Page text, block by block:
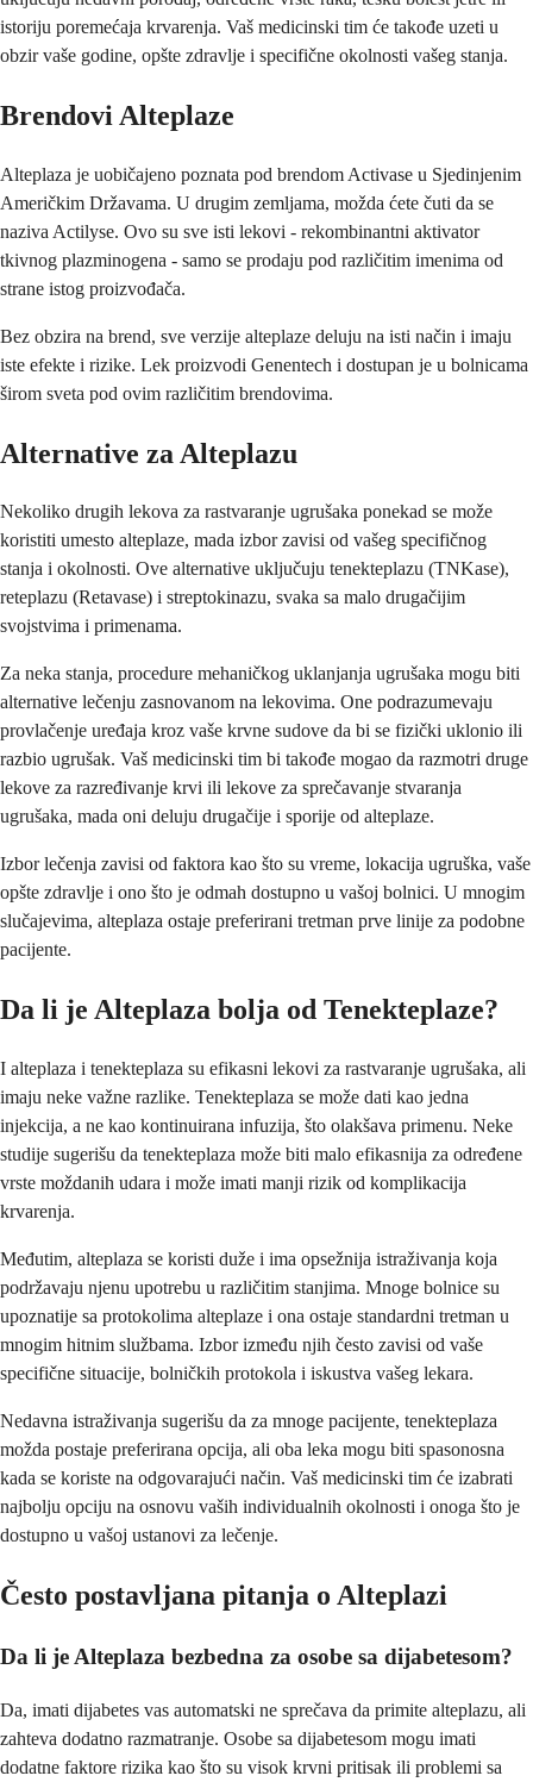
istoriju poremećaja krvarenja. Vaš medicinski tim će takođe uzeti u
obzir vaše godine, opšte zdravlje i specifične okolnosti vašeg stanja.
Brendovi Alteplaze
Alteplaza je uobičajeno poznata pod brendom Activase u Sjedinjenim
Američkim Državama. U drugim zemljama, možda ćete čuti da se
naziva Actilyse. Ovo su sve isti lekovi - rekombinantni aktivator
tkivnog plazminogena - samo se prodaju pod različitim imenima od
strane istog proizvođača.
Bez obzira na brend, sve verzije alteplaze deluju na isti način i imaju
iste efekte i rizike. Lek proizvodi Genentech i dostupan je u bolnicama
širom sveta pod ovim različitim brendovima.
Alternative za Alteplazu
Nekoliko drugih lekova za rastvaranje ugrušaka ponekad se može
koristiti umesto alteplaze, mada izbor zavisi od vašeg specifičnog
stanja i okolnosti. Ove alternative uključuju tenekteplazu (TNKase),
reteplazu (Retavase) i streptokinazu, svaka sa malo drugačijim
svojstvima i primenama.
Za neka stanja, procedure mehaničkog uklanjanja ugrušaka mogu biti
alternative lečenju zasnovanom na lekovima. One podrazumevaju
provlačenje uređaja kroz vaše krvne sudove da bi se fizički uklonio ili
razbio ugrušak. Vaš medicinski tim bi takođe mogao da razmotri druge
lekove za razređivanje krvi ili lekove za sprečavanje stvaranja
ugrušaka, mada oni deluju drugačije i sporije od alteplaze.
Izbor lečenja zavisi od faktora kao što su vreme, lokacija ugruška, vaše
opšte zdravlje i ono što je odmah dostupno u vašoj bolnici. U mnogim
slučajevima, alteplaza ostaje preferirani tretman prve linije za podobne
pacijente.
Da li je Alteplaza bolja od Tenekteplaze?
I alteplaza i tenekteplaza su efikasni lekovi za rastvaranje ugrušaka, ali
imaju neke važne razlike. Tenekteplaza se može dati kao jedna
injekcija, a ne kao kontinuirana infuzija, što olakšava primenu. Neke
studije sugerišu da tenekteplaza može biti malo efikasnija za određene
vrste moždanih udara i može imati manji rizik od komplikacija
krvarenja.
Međutim, alteplaza se koristi duže i ima opsežnija istraživanja koja
podržavaju njenu upotrebu u različitim stanjima. Mnoge bolnice su
upoznatije sa protokolima alteplaze i ona ostaje standardni tretman u
mnogim hitnim službama. Izbor između njih često zavisi od vaše
specifične situacije, bolničkih protokola i iskustva vašeg lekara.
Nedavna istraživanja sugerišu da za mnoge pacijente, tenekteplaza
možda postaje preferirana opcija, ali oba leka mogu biti spasonosna
kada se koriste na odgovarajući način. Vaš medicinski tim će izabrati
najbolju opciju na osnovu vaših individualnih okolnosti i onoga što je
dostupno u vašoj ustanovi za lečenje.
Često postavljana pitanja o Alteplazi
Da li je Alteplaza bezbedna za osobe sa dijabetesom?
Da, imati dijabetes vas automatski ne sprečava da primite alteplazu, ali
zahteva dodatno razmatranje. Osobe sa dijabetesom mogu imati
dodatne faktore rizika kao što su visok krvni pritisak ili problemi sa